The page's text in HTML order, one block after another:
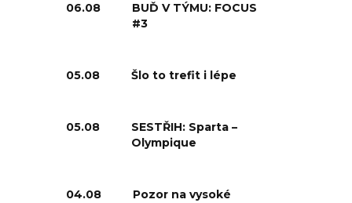
06.08
BUĎ V TÝMU: FOCUS
#3
05.08 Šlo to trefit i lépe
05.08
SESTŘIH: Sparta –
Olympique
04.08
Pozor na vysoké